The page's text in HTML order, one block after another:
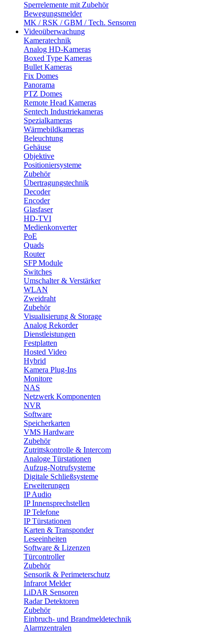
Sperrelemente mit Zubehör
Bewegungsmelder
MK / RSK / GBM / Tech. Sensoren
Videoüberwachung
Kameratechnik
Analog HD-Kameras
Boxed Type Kameras
Bullet Kameras
Fix Domes
Panorama
PTZ Domes
Remote Head Kameras
Sentech Industriekameras
Spezialkameras
Wärmebildkameras
Beleuchtung
Gehäuse
Objektive
Positioniersysteme
Zubehör
Übertragungstechnik
Decoder
Encoder
Glasfaser
HD-TVI
Medienkonverter
PoE
Quads
Router
SFP Module
Switches
Umschalter & Verstärker
WLAN
Zweidraht
Zubehör
Visualisierung & Storage
Analog Rekorder
Dienstleistungen
Festplatten
Hosted Video
Hybrid
Kamera Plug-Ins
Monitore
NAS
Netzwerk Komponenten
NVR
Software
Speicherkarten
VMS Hardware
Zubehör
Zutrittskontrolle & Intercom
Analoge Türstationen
Aufzug-Notrufsysteme
Digitale Schließsysteme
Erweiterungen
IP Audio
IP Innensprechstellen
IP Telefone
IP Türstationen
Karten & Transponder
Leseeinheiten
Software & Lizenzen
Türcontroller
Zubehör
Sensorik & Perimeterschutz
Infrarot Melder
LiDAR Sensoren
Radar Detektoren
Zubehör
Einbruch- und Brandmeldetechnik
Alarmzentralen